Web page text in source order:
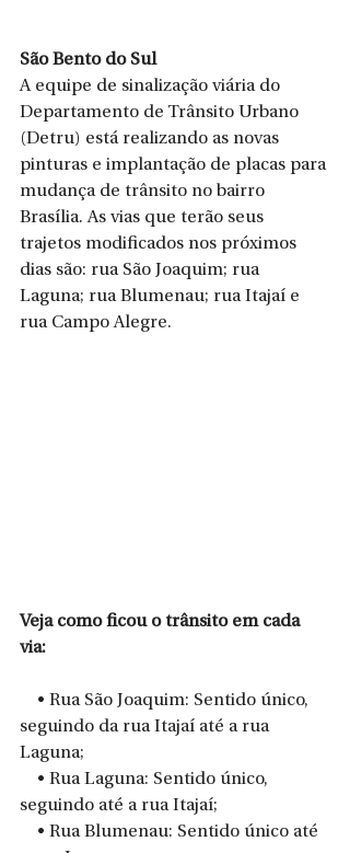
São Bento do Sul
A equipe de sinalização viária do
Departamento de Trânsito Urbano
(Detru) está realizando as novas
pinturas e implantação de placas para
mudança de trânsito no bairro
Brasília. As vias que terão seus
trajetos modificados nos próximos
dias são: rua São Joaquim; rua
Laguna; rua Blumenau; rua Itajaí e
rua Campo Alegre.
Veja como ficou o trânsito em cada
via:
seguindo da rua Itajaí até a rua
Laguna;
seguindo até a rua Itajaí;